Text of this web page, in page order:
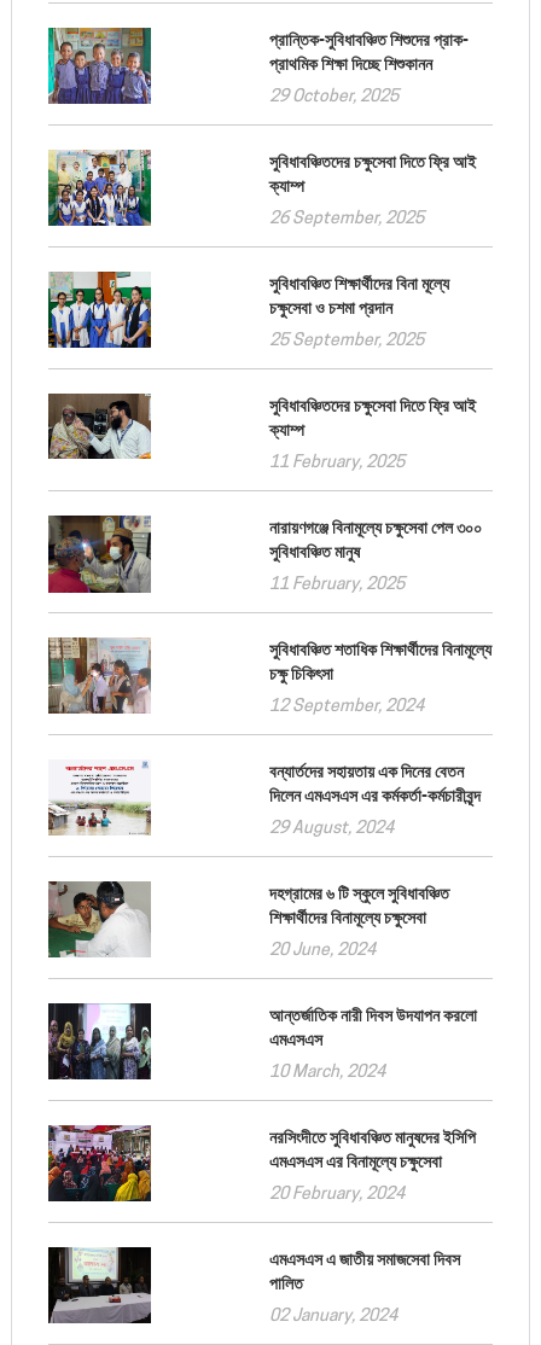
প্রান্তিক-সুবিধাবঞ্চিত শিশুদের প্রাক-
প্রাথমিক শিক্ষা দিচ্ছে শিশুকানন
29 October, 2025
সুবিধাবঞ্চিতদের চক্ষুসেবা দিতে ফ্রি আই
ক্যাম্প
26 September, 2025
সুবিধাবঞ্চিত শিক্ষার্থীদের বিনা মূল্যে
চক্ষুসেবা ও চশমা প্রদান
25 September, 2025
সুবিধাবঞ্চিতদের চক্ষুসেবা দিতে ফ্রি আই
ক্যাম্প
11 February, 2025
নারায়ণগঞ্জে বিনামূল্যে চক্ষুসেবা পেল ৩০০
সুবিধাবঞ্চিত মানুষ
11 February, 2025
সুবিধাবঞ্চিত শতাধিক শিক্ষার্থীদের বিনামূল্যে
চক্ষু চিকিৎসা
12 September, 2024
বন্যার্তদের সহায়তায় এক দিনের বেতন
দিলেন এমএসএস এর কর্মকর্তা-কর্মচারীবৃন্দ
29 August, 2024
দহগ্রামের ৬ টি স্কুলে সুবিধাবঞ্চিত
শিক্ষার্থীদের বিনামূল্যে চক্ষুসেবা
20 June, 2024
আন্তর্জাতিক নারী দিবস উদযাপন করলো
এমএসএস
10 March, 2024
নরসিংদীতে সুবিধাবঞ্চিত মানুষদের ইসিপি
এমএসএস এর বিনামূল্যে চক্ষুসেবা
20 February, 2024
এমএসএস এ জাতীয় সমাজসেবা দিবস
পালিত
02 January, 2024